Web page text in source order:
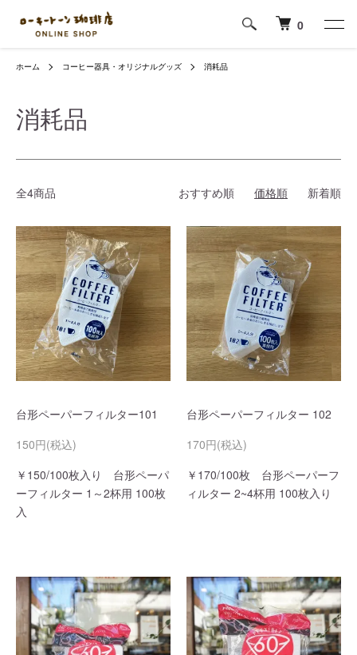
0
ホーム コーヒー器具・オリジナルグッズ 消耗品
消耗品
全4商品 おすすめ順 価格順 新着順
台形ペーパーフィルター101
150円(税込)
￥150/100枚入り 台形ペーパ
ーフィルター 1～2杯用 100枚
入
台形ペーパーフィルター 102
170円(税込)
￥170/100枚 台形ペーパーフ
ィルター 2~4杯用 100枚入り